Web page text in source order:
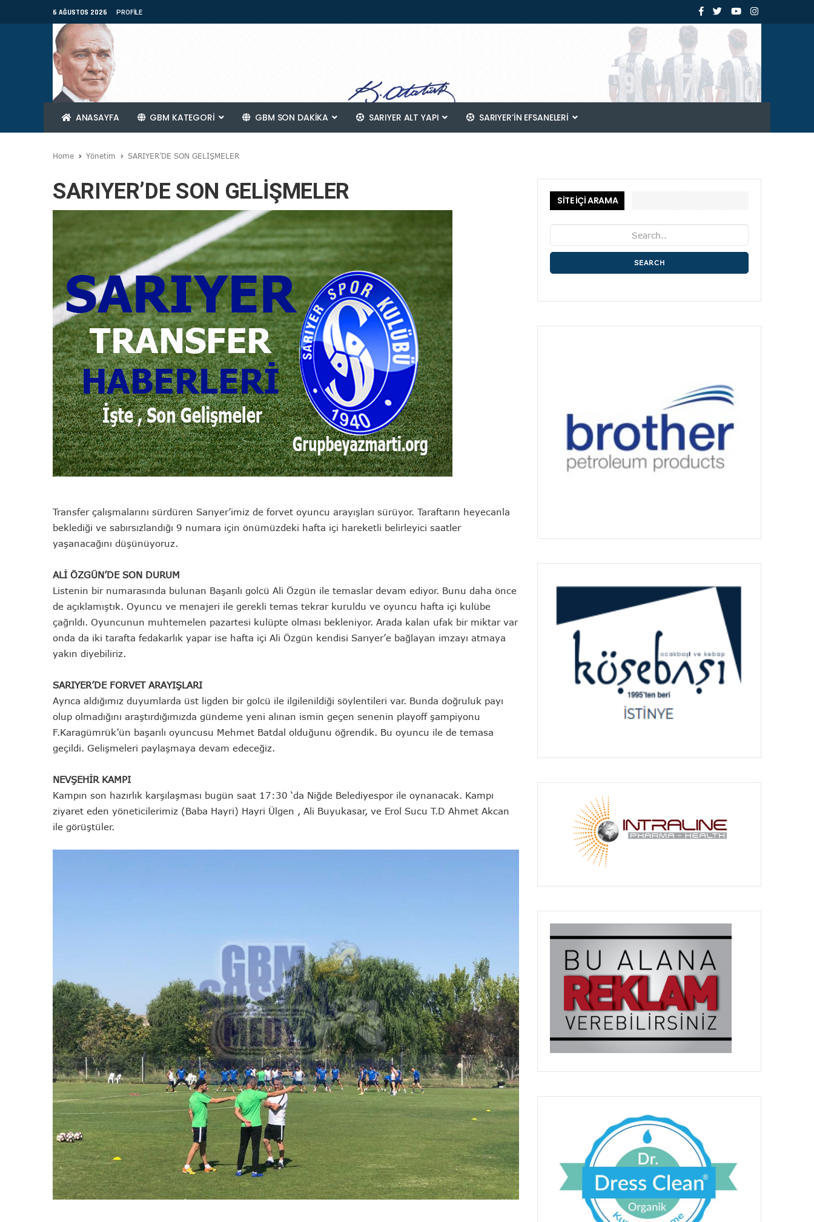
6 AĞUSTOS 2026 PROFILE
ANASAYFA GBM KATEGORİ GBM SON DAKİKA SARIYER ALT YAPI SARIYER’IN EFSANELERI
Home Yönetim SARIYER’DE SON GELİŞMELER
SARIYER’DE SON GELİŞMELER
Transfer çalışmalarını sürdüren Sarıyer’imiz de forvet oyuncu arayışları sürüyor. Taraftarın heyecanla
beklediği ve sabırsızlandığı 9 numara için önümüzdeki hafta içi hareketli belirleyici saatler
yaşanacağını düşünüyoruz.
ALİ ÖZGÜN’DE SON DURUM
Listenin bir numarasında bulunan Başarılı golcü Ali Özgün ile temaslar devam ediyor. Bunu daha önce
de açıklamıştık. Oyuncu ve menajeri ile gerekli temas tekrar kuruldu ve oyuncu hafta içi kulübe
çağrıldı. Oyuncunun muhtemelen pazartesi kulüpte olması bekleniyor. Arada kalan ufak bir miktar var
onda da iki tarafta fedakarlık yapar ise hafta içi Ali Özgün kendisi Sarıyer’e bağlayan imzayı atmaya
yakın diyebiliriz.
SARIYER’DE FORVET ARAYIŞLARI
Ayrıca aldığımız duyumlarda üst ligden bir golcü ile ilgilenildiği söylentileri var. Bunda doğruluk payı
olup olmadığını araştırdığımızda gündeme yeni alınan ismin geçen senenin playoff şampiyonu
F.Karagümrük’ün başarılı oyuncusu Mehmet Batdal olduğunu öğrendik. Bu oyuncu ile de temasa
geçildi. Gelişmeleri paylaşmaya devam edeceğiz.
NEVŞEHİR KAMPI
Kampın son hazırlık karşılaşması bugün saat 17:30 ‘da Niğde Belediyespor ile oynanacak. Kampı
ziyaret eden yöneticilerimiz (Baba Hayri) Hayri Ülgen , Ali Buyukasar, ve Erol Sucu T.D Ahmet Akcan
ile görüştüler.
SİTE İÇİ ARAMA
SEARCH